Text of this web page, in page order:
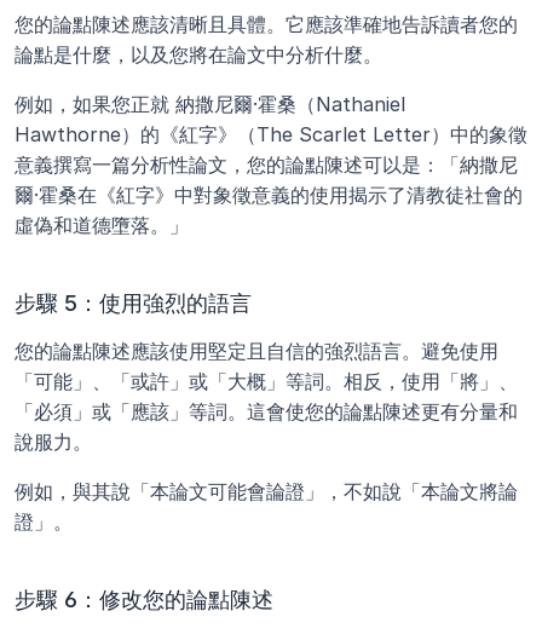
您的論點陳述應該清晰且具體。它應該準確地告訴讀者您的
論點是什麼，以及您將在論文中分析什麼。
例如，如果您正就 納撒尼爾·霍桑（Nathaniel
Hawthorne）的《紅字》（The Scarlet Letter）中的象徵
意義撰寫一篇分析性論文，您的論點陳述可以是：「納撒尼
爾·霍桑在《紅字》中對象徵意義的使用揭示了清教徒社會的
虛偽和道德墮落。」
步驟 5：使用強烈的語言
您的論點陳述應該使用堅定且自信的強烈語言。避免使用
「可能」、「或許」或「大概」等詞。相反，使用「將」、
「必須」或「應該」等詞。這會使您的論點陳述更有分量和
說服力。
例如，與其說「本論文可能會論證」，不如說「本論文將論
證」。
步驟 6：修改您的論點陳述